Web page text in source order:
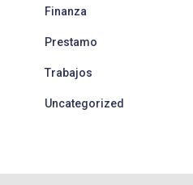
Finanza
Prestamo
Trabajos
Uncategorized